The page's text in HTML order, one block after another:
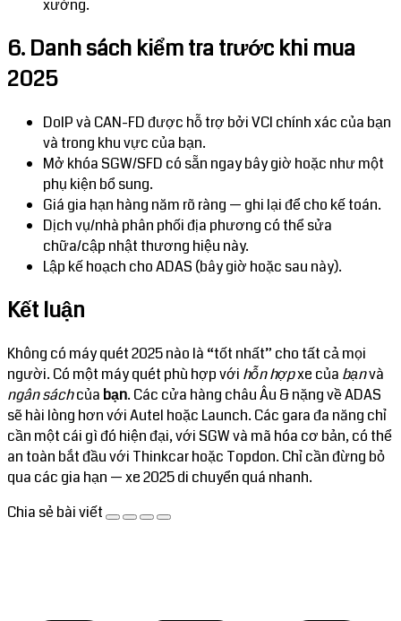
xưởng.
6. Danh sách kiểm tra trước khi mua
2025
DoIP và CAN-FD được hỗ trợ bởi VCI chính xác của bạn
và trong khu vực của bạn.
Mở khóa SGW/SFD có sẵn ngay bây giờ hoặc như một
phụ kiện bổ sung.
Giá gia hạn hàng năm rõ ràng — ghi lại để cho kế toán.
Dịch vụ/nhà phân phối địa phương có thể sửa
chữa/cập nhật thương hiệu này.
Lập kế hoạch cho ADAS (bây giờ hoặc sau này).
Kết luận
Không có máy quét 2025 nào là “tốt nhất” cho tất cả mọi
người. Có một máy quét phù hợp với hỗn hợpxe của bạnvà
ngân sáchcủa bạn. Các cửa hàng châu Âu & nặng về ADAS
sẽ hài lòng hơn với Autel hoặc Launch. Các gara đa năng chỉ
cần một cái gì đó hiện đại, với SGW và mã hóa cơ bản, có thể
an toàn bắt đầu với Thinkcar hoặc Topdon. Chỉ cần đừng bỏ
qua các gia hạn — xe 2025 di chuyển quá nhanh.
Chia sẻ bài viết